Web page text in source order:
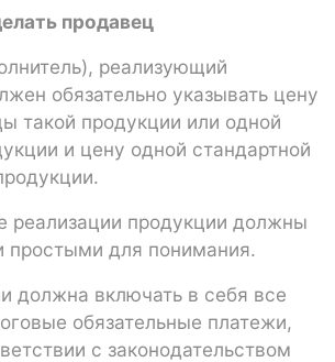
продавец
реализующий
обязательно указывать цену
такой продукции или одной
и цену одной стандартной
реализации продукции должны
простыми для понимания.
должна включать в себя все
обязательные платежи,
с законодательством